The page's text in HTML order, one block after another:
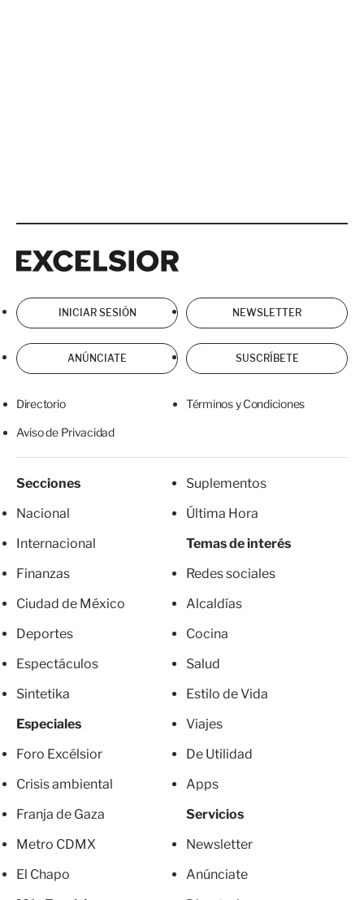
INICIAR SESIÓN NEWSLETTER
ANÚNCIATE SUSCRÍBETE
Directorio Términos y Condiciones
Aviso de Privacidad
Secciones
Nacional
Internacional
Finanzas
Ciudad de México
Deportes
Espectáculos
Sintetika
Especiales
Foro Excélsior
Crisis ambiental
Franja de Gaza
Metro CDMX
El Chapo
Suplementos
Última Hora
Temas de interés
Redes sociales
Alcaldías
Cocina
Salud
Estilo de Vida
Viajes
De Utilidad
Apps
Servicios
Newsletter
Anúnciate